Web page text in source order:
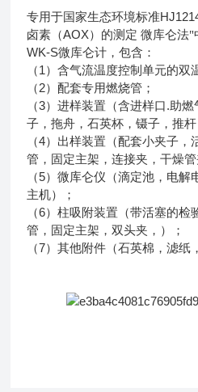
专用于国家生态环境标准
卤素（AOX）的测定 微库仑法"
WK-S微库仑计，包含：
（1）含气流温度控制单元的双
（2）配套专用燃烧管；
（3）进样装置（含进样口.助燃
子，拖舟，石英杯，镊子，推
（4）出样装置（配套小夹子，
管，固定主架，连接夹，干燥管
（5）微库仑仪（滴定池，电解
主机）；
（6）柱吸附装置（带活塞的检
管，固定主架，双头夹，）；
（7）其他附件（石英棉，滤纸